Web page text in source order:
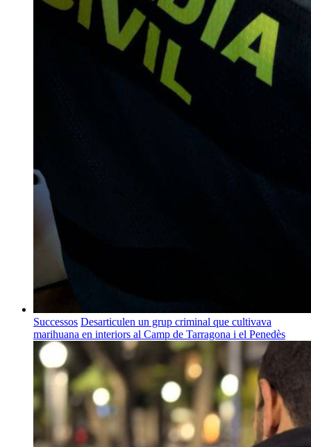
Successos Desarticulen un grup criminal que cultivava
marihuana en interiors al Camp de Tarragona i el Penedès